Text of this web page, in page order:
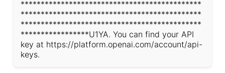
*********************************************
*********************************************
*********************************************
*****************U1YA. You can find your API
key at https://platform.openai.com/account/api-
keys.